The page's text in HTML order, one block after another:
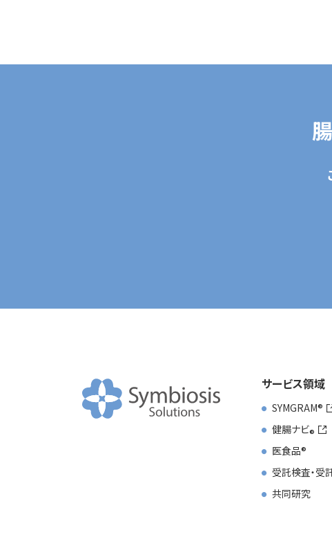
サービス領域
SYMGRAM
健腸ナビ
医食品
受託検査・受
共同研究